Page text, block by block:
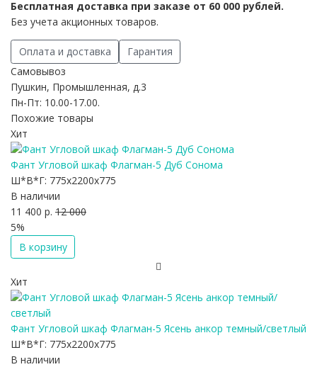
Бесплатная доставка при заказе от 60 000 рублей.
Без учета акционных товаров.
Оплата и доставка
Гарантия
Самовывоз
Пушкин, Промышленная, д.3
Пн-Пт: 10.00-17.00.
Похожие товары
Хит
Фант Угловой шкаф Флагман-5 Дуб Сонома
Ш*В*Г: 775x2200x775
В наличии
11 400 р. 12 000
5%
В корзину
Хит
Фант Угловой шкаф Флагман-5 Ясень анкор темный/светлый
Ш*В*Г: 775x2200x775
В наличии